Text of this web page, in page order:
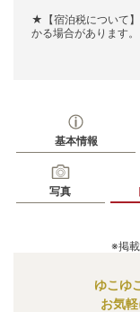
★【宿泊税について
かる場合があります。
基本情報
写真
※掲
ゆこゆ
お気軽